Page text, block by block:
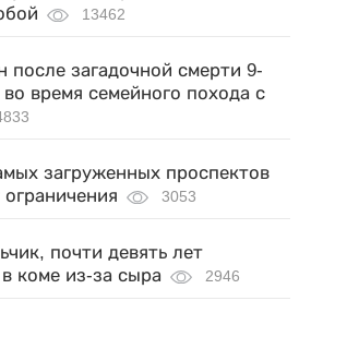
13462
после загадочной смерти 9-
время семейного похода с
загруженных проспектов
3053
почти девять лет
коме из-за сыра
2946